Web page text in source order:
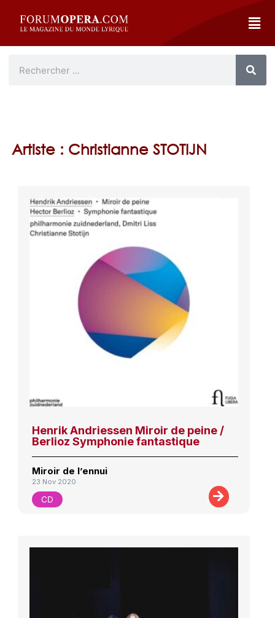
Artiste : Christianne STOTIJN
Henrik Andriessen Miroir de peine /
Berlioz Symphonie fantastique
Miroir de l’ennui
23 Nov 2020
CD